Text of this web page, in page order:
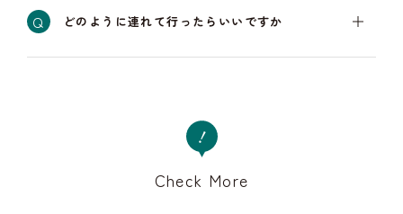
Q どのように連れて行ったらいいですか
Check More